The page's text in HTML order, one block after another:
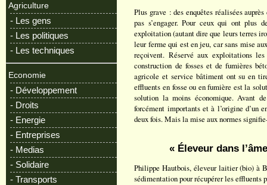
Agriculture
- Les gens
- Les politiques
- Les techniques
Economie
- Développement
- Droits
- Energie
- Entreprises
- Medias
- Solidaire
- Transports
Plus grave : des enquêtes réalisées
pas s’engager. Pour ceux qui ont plus
exploitation (autant dire que leurs terres
leur ferme qui est en jeu, car sans mise
reçoivent. Réservé aux exploitations
construction de fosses et de fumières
agricole et service bâtiment ont su en
effluents en fosse ou en fumière est la
solution la moins économique. Avant de
forcément importants et à l’origine d’un
deux fois. Mais la mise aux normes
« Éleveur dans
Philippe Hautbois, éleveur laitier (bio) à
sédimentation pour récupérer les effluents